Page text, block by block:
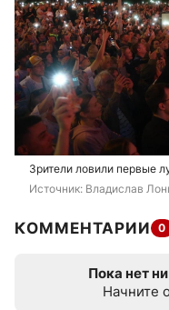
Зрители ловили первые
Источник: Владислав
КОММЕНТАРИИ 0
Пока нет
Начните